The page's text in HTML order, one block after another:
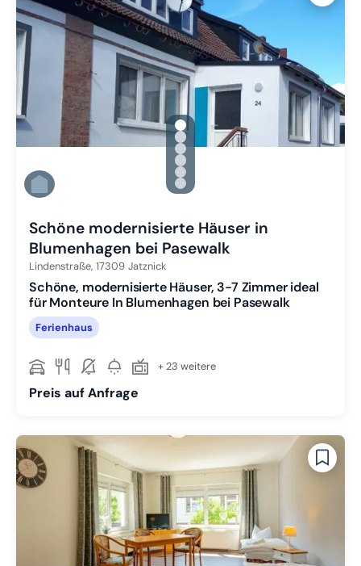
gallery.slide_selector
Zu Slide 1 wechseln
Zu Slide 2 wechseln
Zu Slide 3 wechseln
Zu Slide 4 wechseln
Zu Slide 5 wechseln
Zu Slide 6 wechseln
Schöne modernisierte Häuser in
Blumenhagen bei Pasewalk
Lindenstraße, 17309 Jatznick
Schöne, modernisierte Häuser, 3-7 Zimmer ideal
für Monteure In Blumenhagen bei Pasewalk
Ferienhaus
+ 23 weitere
Preis auf Anfrage